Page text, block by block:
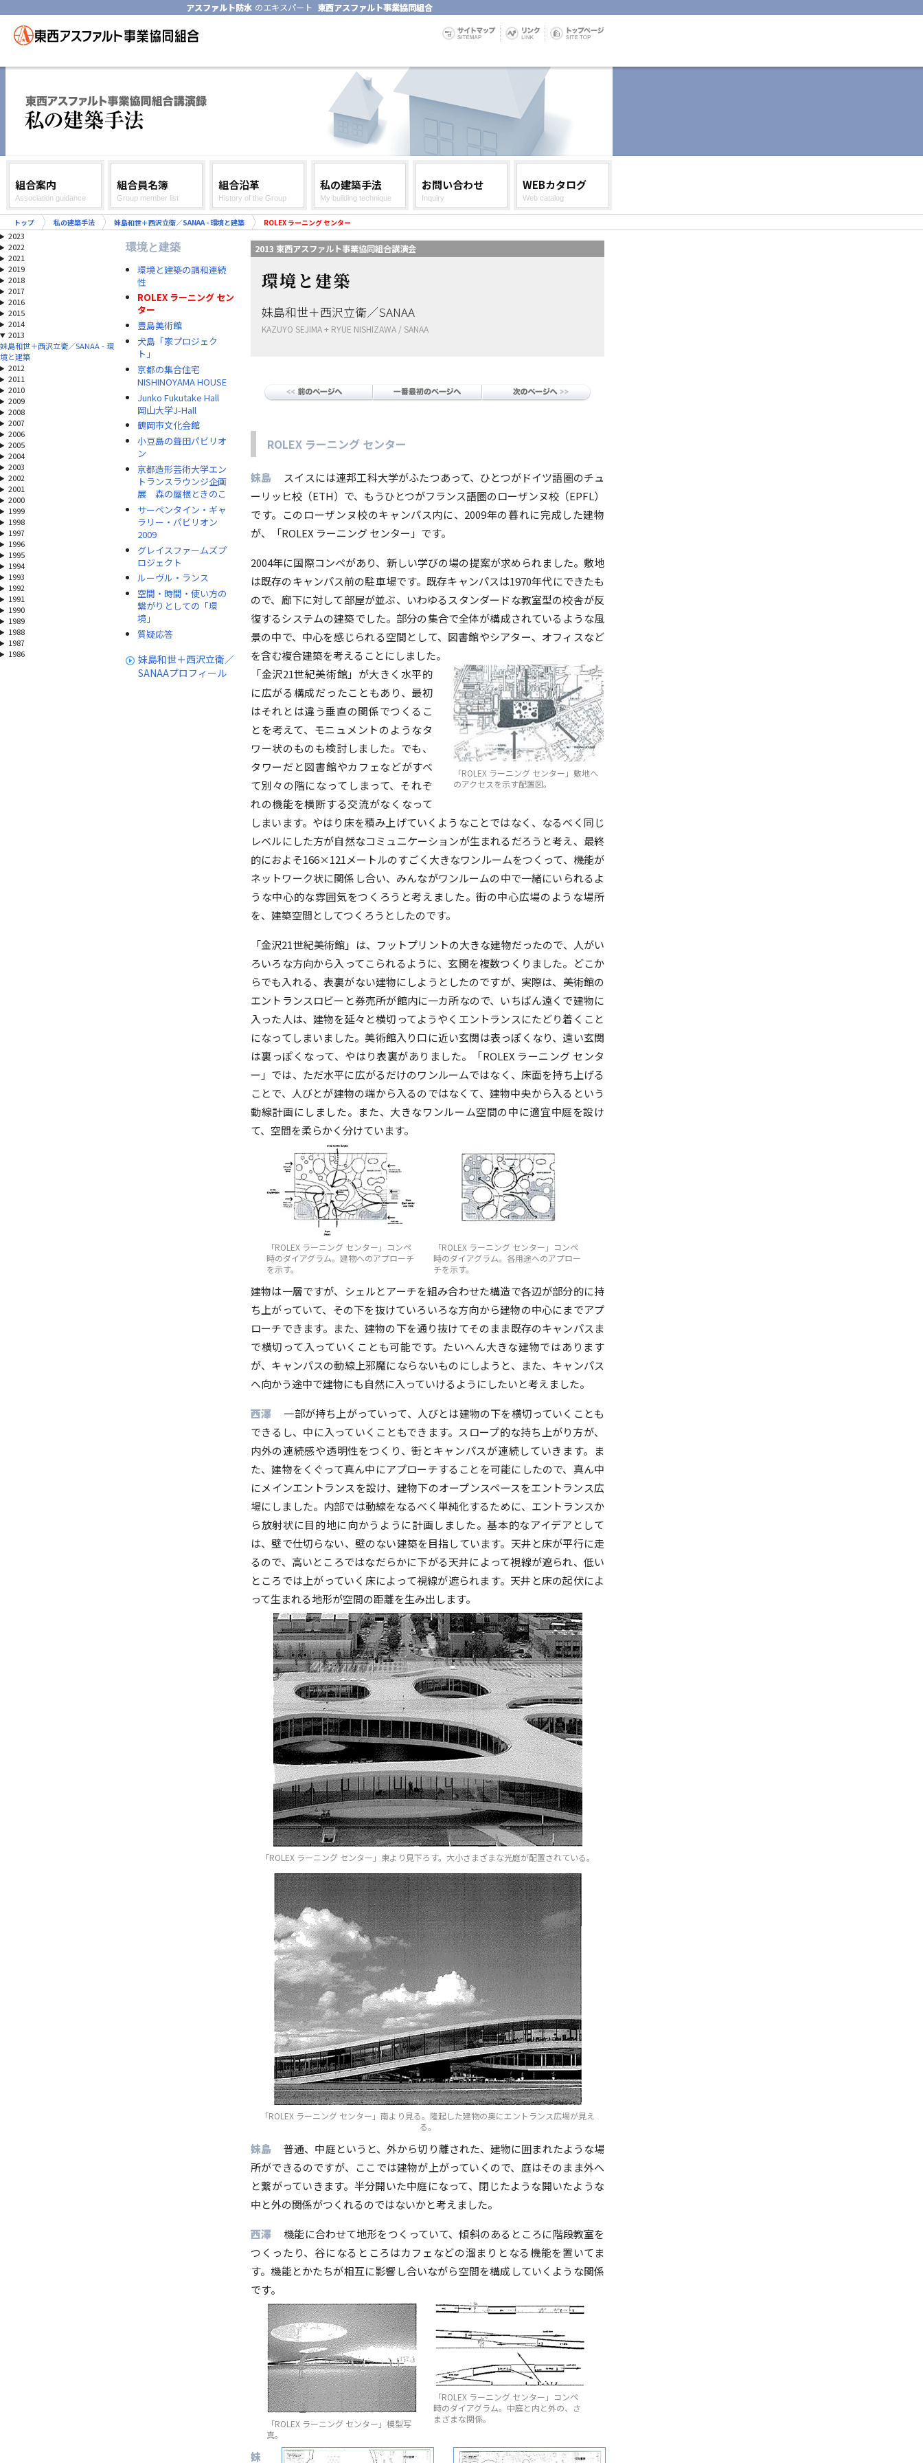
アスファルト防水 のエキスパート 東西アスファルト事業協同組合
組合案内
Association guidance
組合員名簿
Group member list
組合沿革
History of the Group
私の建築手法
My building technique
お問い合わせ
Inquiry
WEBカタログ
Web catalog
トップ 私の建築手法 妹島和世＋西沢立衛／SANAA - 環境と建築 ROLEX ラーニング センター
2023
2022
2021
2019
2018
2017
2016
2015
2014
2013
妹島和世＋西沢立衛／SANAA - 環
境と建築
2012
2011
2010
2009
2008
2007
2006
2005
2004
2003
2002
2001
2000
1999
1998
1997
1996
1995
1994
1993
1992
1991
1990
1989
1988
1987
1986
環境と建築
環境と建築の調和連続
性
ROLEX ラーニング セン
ター
豊島美術館
犬島「家プロジェク
ト」
京都の集合住宅
NISHINOYAMA HOUSE
Junko Fukutake Hall
岡山大学J-Hall
鶴岡市文化会館
小豆島の葺田パビリオ
ン
京都造形芸術大学エン
トランスラウンジ企画
展 森の屋根ときのこ
サーペンタイン・ギャ
ラリー・パビリオン
2009
グレイスファームズプ
ロジェクト
ルーヴル・ランス
空間・時間・使い方の
繋がりとしての「環
境」
質疑応答
妹島和世＋西沢立衛／
SANAAプロフィール
2013 東西アスファルト事業協同組合講演会
環境と建築
妹島和世＋西沢立衛／SANAA
KAZUYO SEJIMA + RYUE NISHIZAWA / SANAA
ROLEX ラーニング センター
妹島
スイスには連邦工科大学がふたつあって、ひとつがドイツ語圏のチュ
ーリッヒ校（ETH）で、もうひとつがフランス語圏のローザンヌ校（EPFL）
です。このローザンヌ校のキャンパス内に、2009年の暮れに完成した建物
が、「ROLEX ラーニング センター」です。
2004年に国際コンペがあり、新しい学びの場の提案が求められました。敷地
は既存のキャンパス前の駐車場です。既存キャンパスは1970年代にできたも
ので、廊下に対して部屋が並ぶ、いわゆるスタンダードな教室型の校舎が反
復するシステムの建築でした。部分の集合で全体が構成されているような風
景の中で、中心を感じられる空間として、図書館やシアター、オフィスなど
を含む複合建築を考えることにしました。
「ROLEX ラーニング センター」敷地へ
のアクセスを示す配置図。
「金沢21世紀美術館」が大きく水平的
に広がる構成だったこともあり、最初
はそれとは違う垂直の関係でつくるこ
とを考えて、モニュメントのようなタ
ワー状のものも検討しました。でも、
タワーだと図書館やカフェなどがすべ
て別々の階になってしまって、それぞ
れの機能を横断する交流がなくなって
しまいます。やはり床を積み上げていくようなことではなく、なるべく同じ
レベルにした方が自然なコミュニケーションが生まれるだろうと考え、最終
的におよそ166×121メートルのすごく大きなワンルームをつくって、機能が
ネットワーク状に関係し合い、みんながワンルームの中で一緒にいられるよ
うな中心的な雰囲気をつくろうと考えました。街の中心広場のような場所
を、建築空間としてつくろうとしたのです。
「金沢21世紀美術館」は、フットプリントの大きな建物だったので、人がい
ろいろな方向から入ってこられるように、玄関を複数つくりました。どこか
らでも入れる、表裏がない建物にしようとしたのですが、実際は、美術館の
エントランスロビーと券売所が館内に一カ所なので、いちばん遠くで建物に
入った人は、建物を延々と横切ってようやくエントランスにたどり着くこと
になってしまいました。美術館入り口に近い玄関は表っぽくなり、遠い玄関
は裏っぽくなって、やはり表裏がありました。「ROLEX ラーニング センタ
ー」では、ただ水平に広がるだけのワンルームではなく、床面を持ち上げる
ことで、人びとが建物の端から入るのではなくて、建物中央から入るという
動線計画にしました。また、大きなワンルーム空間の中に適宜中庭を設け
て、空間を柔らかく分けています。
「ROLEX ラーニング センター」コンペ
時のダイアグラム。建物へのアプローチ
を示す。
「ROLEX ラーニング センター」コンペ
時のダイアグラム。各用途へのアプロー
チを示す。
建物は一層ですが、シェルとアーチを組み合わせた構造で各辺が部分的に持
ち上がっていて、その下を抜けていろいろな方向から建物の中心にまでアプ
ローチできます。また、建物の下を通り抜けてそのまま既存のキャンパスま
で横切って入っていくことも可能です。たいへん大きな建物ではあります
が、キャンパスの動線上邪魔にならないものにしようと、また、キャンパス
へ向かう途中で建物にも自然に入っていけるようにしたいと考えました。
西澤
一部が持ち上がっていって、人びとは建物の下を横切っていくことも
できるし、中に入っていくこともできます。スロープ的な持ち上がり方が、
内外の連続感や透明性をつくり、街とキャンパスが連続していきます。ま
た、建物をくぐって真ん中にアプローチすることを可能にしたので、真ん中
にメインエントランスを設け、建物下のオープンスペースをエントランス広
場にしました。内部では動線をなるべく単純化するために、エントランスか
ら放射状に目的地に向かうように計画しました。基本的なアイデアとして
は、壁で仕切らない、壁のない建築を目指しています。天井と床が平行に走
るので、高いところではなだらかに下がる天井によって視線が遮られ、低い
ところでは上がっていく床によって視線が遮られます。天井と床の起伏によ
って生まれる地形が空間の距離を生み出します。
「ROLEX ラーニング センター」東より見下ろす。大小さまざまな光庭が配置されている。
「ROLEX ラーニング センター」南より見る。隆起した建物の奥にエントランス広場が見え
る。
妹島
普通、中庭というと、外から切り離された、建物に囲まれたような場
所ができるのですが、ここでは建物が上がっていくので、庭はそのまま外へ
と繋がっていきます。半分開いた中庭になって、閉じたような開いたような
中と外の関係がつくれるのではないかと考えました。
西澤
機能に合わせて地形をつくっていて、傾斜のあるところに階段教室を
つくったり、谷になるところはカフェなどの溜まりとなる機能を置いてま
す。機能とかたちが相互に影響し合いながら空間を構成していくような関係
です。
「ROLEX ラーニング センター」模型写
真。
「ROLEX ラーニング センター」コンペ
時のダイアグラム。中庭と内と外の、さ
まざまな関係。
妹